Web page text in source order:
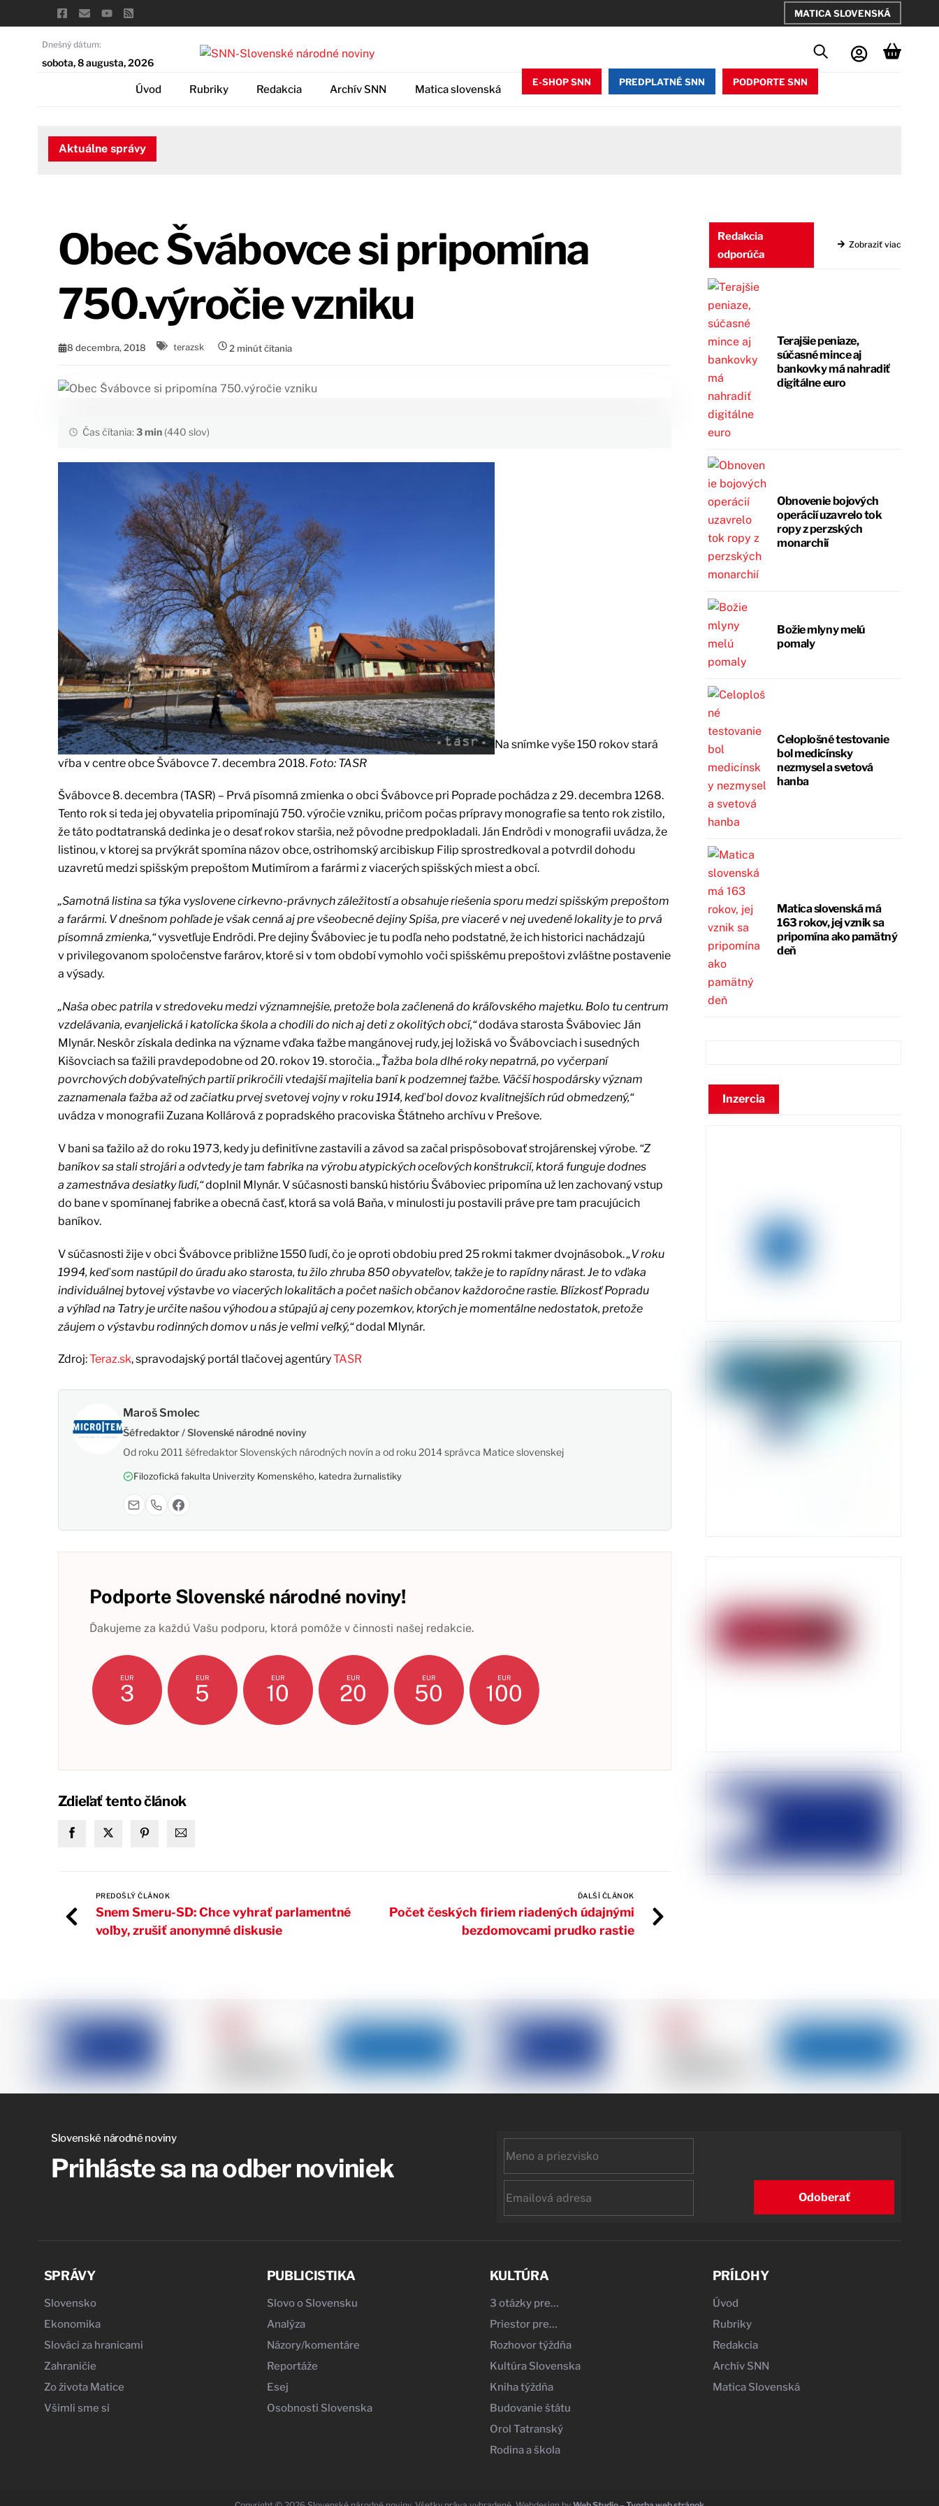
to
MATICA SLOVENSKÁ
Dnešný dátum:
sobota, 8 augusta, 2026
Úvod Rubriky Redakcia Archív SNN Matica slovenská
E-SHOP SNN PREDPLATNÉ SNN PODPORTE SNN
Aktuálne správy
Obec Švábovce si pripomína
750.výročie vzniku
8 decembra, 2018 terazsk 2 minút čítania
Čas čítania:3 min(440 slov)
Na snímke vyše 150 rokov stará
vŕba v centre obce Švábovce 7. decembra 2018. Foto: TASR
Švábovce 8. decembra (TASR) – Prvá písomná zmienka o obci Švábovce pri Poprade pochádza z 29. decembra 1268.
Tento rok si teda jej obyvatelia pripomínajú 750. výročie vzniku, pričom počas prípravy monografie sa tento rok zistilo,
že táto podtatranská dedinka je o desať rokov staršia, než pôvodne predpokladali. Ján Endrödi v monografii uvádza, že
listinou, v ktorej sa prvýkrát spomína názov obce, ostrihomský arcibiskup Filip sprostredkoval a potvrdil dohodu
uzavretú medzi spišským prepoštom Mutimírom a farármi z viacerých spišských miest a obcí.
„Samotná listina sa týka vyslovene cirkevno-právnych záležitostí a obsahuje riešenia sporu medzi spišským prepoštom
a farármi. V dnešnom pohľade je však cenná aj pre všeobecné dejiny Spiša, pre viaceré v nej uvedené lokality je to prvá
písomná zmienka,“vysvetľuje Endrödi. Pre dejiny Šváboviec je tu podľa neho podstatné, že ich historici nachádzajú
v privilegovanom spoločenstve farárov, ktoré si v tom období vymohlo voči spišskému prepoštovi zvláštne postavenie
a výsady.
„Naša obec patrila v stredoveku medzi významnejšie, pretože bola začlenená do kráľovského majetku. Bolo tu centrum
vzdelávania, evanjelická i katolícka škola a chodili do nich aj deti z okolitých obcí,“dodáva starosta Šváboviec Ján
Mlynár. Neskôr získala dedinka na význame vďaka ťažbe mangánovej rudy, jej ložiská vo Švábovciach i susedných
Kišovciach sa ťažili pravdepodobne od 20. rokov 19. storočia.„Ťažba bola dlhé roky nepatrná, po vyčerpaní
povrchových dobývateľných partií prikročili vtedajší majitelia baní k podzemnej ťažbe. Väčší hospodársky význam
zaznamenala ťažba až od začiatku prvej svetovej vojny v roku 1914, keď bol dovoz kvalitnejších rúd obmedzený,“
uvádza v monografii Zuzana Kollárová z popradského pracoviska Štátneho archívu v Prešove.
V bani sa ťažilo až do roku 1973, kedy ju definitívne zastavili a závod sa začal prispôsobovať strojárenskej výrobe. “Z
baníkov sa stali strojári a odvtedy je tam fabrika na výrobu atypických oceľových konštrukcií, ktorá funguje dodnes
a zamestnáva desiatky ľudí,“doplnil Mlynár. V súčasnosti banskú históriu Šváboviec pripomína už len zachovaný vstup
do bane v spomínanej fabrike a obecná časť, ktorá sa volá Baňa, v minulosti ju postavili práve pre tam pracujúcich
baníkov.
V súčasnosti žije v obci Švábovce približne 1550 ľudí, čo je oproti obdobiu pred 25 rokmi takmer dvojnásobok.„V roku
1994, keď som nastúpil do úradu ako starosta, tu žilo zhruba 850 obyvateľov, takže je to rapídny nárast. Je to vďaka
individuálnej bytovej výstavbe vo viacerých lokalitách a počet našich občanov každoročne rastie. Blízkosť Popradu
a výhľad na Tatry je určite našou výhodou a stúpajú aj ceny pozemkov, ktorých je momentálne nedostatok, pretože
záujem o výstavbu rodinných domov u nás je veľmi veľký,“dodal Mlynár.
Zdroj:Teraz.sk, spravodajský portál tlačovej agentúryTASR
Maroš Smolec
Šéfredaktor / Slovenské národné noviny
Od roku 2011 šéfredaktor Slovenských národných novín a od roku 2014 správca Matice slovenskej
Filozofická fakulta Univerzity Komenského, katedra žurnalistiky
Podporte Slovenské národné noviny!
Ďakujeme za každú Vašu podporu, ktorá pomôže v činnosti našej redakcie.
EUR
3
EUR
5
EUR
10
EUR
20
EUR
50
EUR
100
Zdieľať tento článok
PREDOŠLÝ ČLÁNOK
Snem Smeru-SD: Chce vyhrať parlamentné
voľby, zrušiť anonymné diskusie
ĎALŠÍ ČLÁNOK
Počet českých firiem riadených údajnými
bezdomovcami prudko rastie
Redakcia
odporúča
Zobraziť viac
Terajšie peniaze,
súčasné mince aj
bankovky má nahradiť
digitálne euro
Obnovenie bojových
operácií uzavrelo tok
ropy z perzských
monarchií
Božie mlyny melú
pomaly
Celoplošné testovanie
bol medicínsky
nezmysel a svetová
hanba
Matica slovenská má
163 rokov, jej vznik sa
pripomína ako pamätný
deň
Inzercia
Slovenské národné noviny
Prihláste sa na odber noviniek
name
Odoberať
SPRÁVY
Slovensko
Ekonomika
Slováci za hranicami
Zahraničie
Zo života Matice
Všimli sme si
PUBLICISTIKA
Slovo o Slovensku
Analýza
Názory/komentáre
Reportáže
Esej
Osobnosti Slovenska
KULTÚRA
3 otázky pre…
Priestor pre…
Rozhovor týždňa
Kultúra Slovenska
Kniha týždňa
Budovanie štátu
Orol Tatranský
Rodina a škola
PRÍLOHY
Úvod
Rubriky
Redakcia
Archív SNN
Matica Slovenská